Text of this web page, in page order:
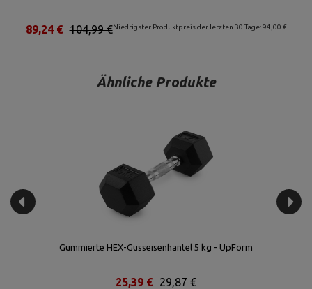
Niedrigster Produktpreis der letzten 30 Tage: 94,00 €
104,99 €
89,24 €
Ähnliche Produkte
Gummierte HEX-Gusseisenhantel 5 kg - UpForm
29,87 €
25,39 €